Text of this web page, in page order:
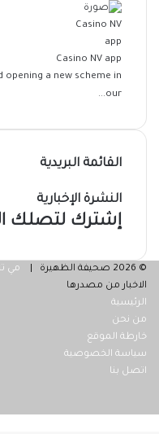
Casino NV app
opening a new scheme in
our...
القائمة البريدية
النشرة الإخبارية
إشترك لتصلك
© 2026 صحيفة الظهيرة |
مي
الاخبار من مصدرها
الرئيسية
من نحن
خارطة الموقع
سياسة الخصوصية
اتصل بنا